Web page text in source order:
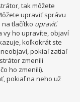
tak môžete
upraviť správu
tlačítko upraviť.
vy ho upravíte, objaví
koľkokrát ste
pokiaľ zatiaľ
zmenili
ho zmenili).
pokiaľ na neho už